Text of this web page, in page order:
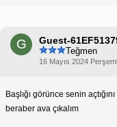
G Guest-
Teğmen
16 Mayıs 2024
Başlığı görünce senin
beraber ava çıkalım